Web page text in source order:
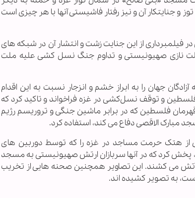
و جنایتکار آن و نیز رفتار فاشیستی آنها با هر چیزی است
از این جنایت زشت و انتشار آن در شبکه های
نازی صهیونیستی و تداوم جنگ نسل کشی علیه ملت
جهان را به ابراز خشم و انزجار نسبت به این اقدام
و توقف نسل‌کشی در غزه فراخواند و تاکید کرد که
فلسطین که در برابر ماشین جنگی و تروریسم رژیم
الاقصی دفاع می کند، استفاده کرد.
از هتک حرمت مساجد در غزه را که توسط دوربین های
کرد که در آنها سربازان ارتش صهیونیستی به مسجد
آتش می کشند. این تصاویر همچنین صحنه هایی از تخریب
به تصویر کشیده اند.